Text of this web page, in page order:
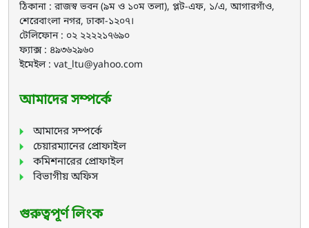
ঠিকানা : রাজস্ব ভবন (৯ম ও ১০ম তলা), প্লট-এফ, ১/এ, আগারগাঁও,
শেরেবাংলা নগর, ঢাকা-১২০৭।
টেলিফোন : ০২ ২২২২১৭৬৯০
ফ্যাক্স : ৪৯৩৬২৯৬০
ইমেইল : vat_ltu@yahoo.com
আমাদের সম্পর্কে
আমাদের সম্পর্কে
চেয়ারম্যানের প্রোফাইল
কমিশনারের প্রোফাইল
বিভাগীয় অফিস
গুরুত্বপূর্ণ লিংক